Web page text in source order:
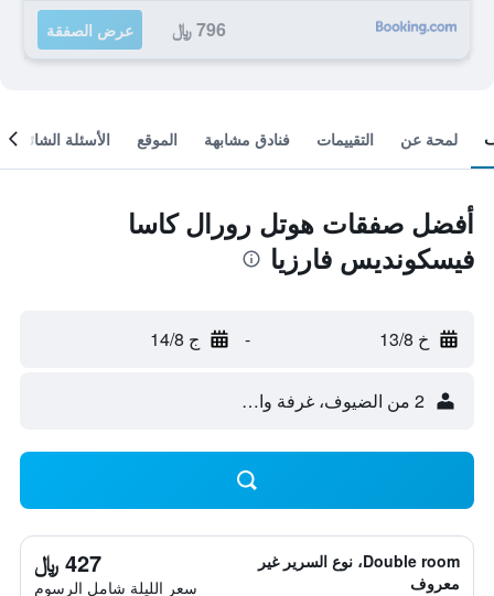
796 ﷼ عرض الصفقة
لمحة عن التقييمات فنادق مشابهة الموقع الأسئلة الشائعة
أفضل صفقات هوتل رورال كاسا
فيسكونديس فارزيا
خ 13/8 - ج 14/8
2 من الضيوف، غرفة واحدة
Double room، نوع السرير غير
معروف
427 ﷼
سعر الليلة شامل الرسوم